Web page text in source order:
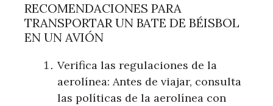
RECOMENDACIONES PARA
TRANSPORTAR UN BATE DE BÉISBOL
EN UN AVIÓN
Verifica las regulaciones de la
aerolínea: Antes de viajar, consulta
las políticas de la aerolínea con